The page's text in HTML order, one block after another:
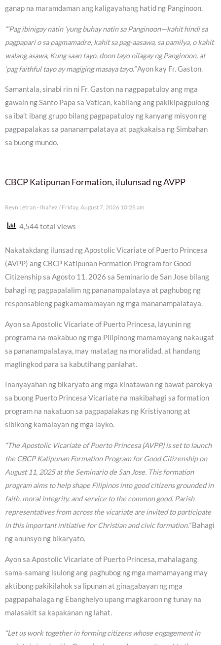
ganap na maramdaman ang kaligayahang hatid ng Panginoon.
“‘Pag ibinigay natin ‘yung buhay natin sa Panginoon—kahit hindi sa
pagpapari o sa pagmamadre, kahit sa pag-aasawa, sa pamilya, o kahit
walang asawa, Kung saan tayo, doon tayo nilagay ng Panginoon, at
‘pag faithful tayo ay magiging masaya tayo.”Ayon kay Fr. Gaston.
Samantala, sinabi rin ni Fr. Gaston na nagpapatuloy ang mga
gawain ng Santo Papa sa Vatican, kabilang ang pakikipagpulong
sa iba’t ibang grupo bilang pagpapatuloy ng kanyang misyon ng
pagpapalakas sa pananampalataya at pagkakaisa ng Simbahan
sa buong mundo.
CBCP Katipunan Formation, ilulunsad ng AVPP
Reyn Letran - Ibañez Friday, August 7, 2026 10:28 am
4,544 total views
Nakatakdang ilunsad ng Apostolic Vicariate of Puerto Princesa
(AVPP) ang CBCP Katipunan Formation Program for Good
Citizenship sa Agosto 11, 2026 sa Seminario de San Jose bilang
bahagi ng pagpapalalim ng pananampalataya at paghubog ng
responsableng pagkamamamayan ng mga mananampalataya.
Ayon sa Apostolic Vicariate of Puerto Princesa, layunin ng
programa na makabuo ng mga Pilipinong mamamayang nakaugat
sa pananampalataya, may matatag na moralidad, at handang
maglingkod para sa kabutihang panlahat.
Inanyayahan ng bikaryato ang mga kinatawan ng bawat parokya
sa buong Puerto Princesa Vicariate na makibahagi sa formation
program na nakatuon sa pagpapalakas ng Kristiyanong at
sibikong kamalayan ng mga layko.
“The Apostolic Vicariate of Puerto Princesa (AVPP) is set to launch
the CBCP Katipunan Formation Program for Good Citizenship on
August 11, 2025 at the Seminario de San Jose. This formation
program aims to help shape Filipinos into good citizens grounded in
faith, moral integrity, and service to the common good. Parish
representatives from across the vicariate are invited to participate
in this important initiative for Christian and civic formation.”Bahagi
ng anunsyo ng bikaryato.
Ayon sa Apostolic Vicariate of Puerto Princesa, mahalagang
sama-samang isulong ang paghubog ng mga mamamayang may
aktibong pakikilahok sa lipunan at ginagabayan ng mga
pagpapahalaga ng Ebanghelyo upang magkaroon ng tunay na
malasakit sa kapakanan ng lahat.
“Let us work together in forming citizens whose engagement in